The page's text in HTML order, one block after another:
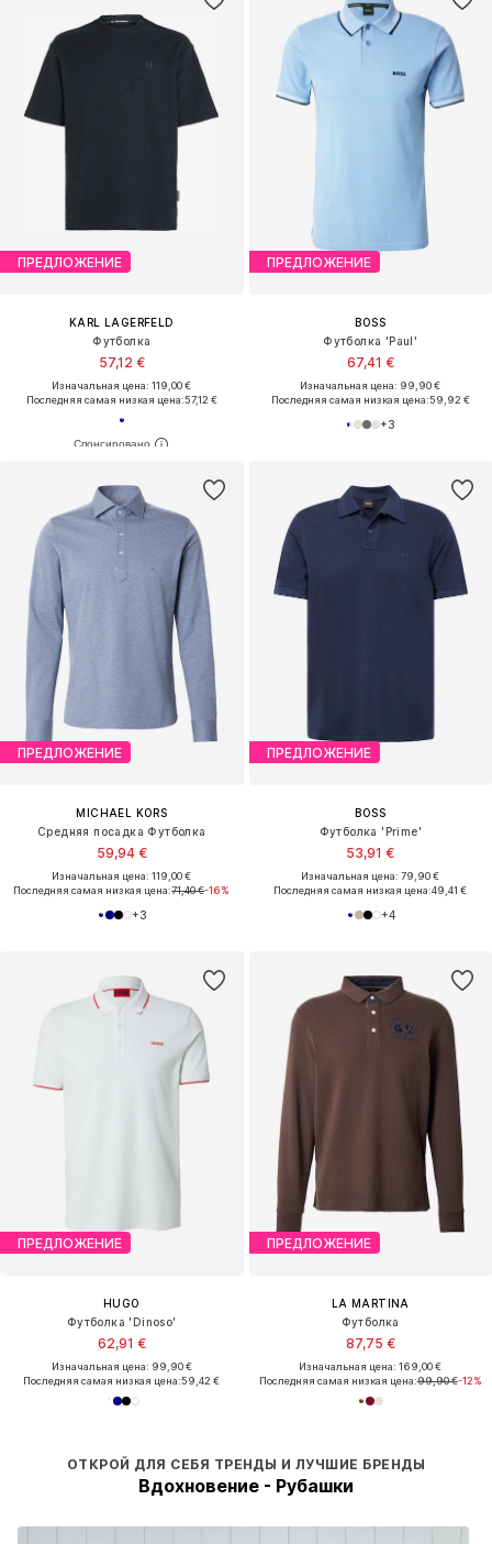
ПРЕДЛОЖЕНИЕ
KARL LAGERFELD
Футболка
57,12 €
Изначальная цена: 119,00 €
Последняя самая низкая цена:57,12 €
ПРЕДЛОЖЕНИЕ
BOSS
Футболка 'Paul'
67,41 €
Изначальная цена: 99,90 €
Последняя самая низкая цена:59,92 €
+3
ПРЕДЛОЖЕНИЕ
MICHAEL KORS
Средняя посадка Футболка
59,94 €
Изначальная цена: 119,00 €
Последняя самая низкая цена:71,40 €-16%
+3
ПРЕДЛОЖЕНИЕ
BOSS
Футболка 'Prime'
53,91 €
Изначальная цена: 79,90 €
Последняя самая низкая цена:49,41 €
+4
ПРЕДЛОЖЕНИЕ
HUGO
Футболка 'Dinoso'
62,91 €
Изначальная цена: 99,90 €
Последняя самая низкая цена:59,42 €
ПРЕДЛОЖЕНИЕ
LA MARTINA
Футболка
87,75 €
Изначальная цена: 169,00 €
Последняя самая низкая цена:99,90 €-12%
ОТКРОЙ ДЛЯ СЕБЯ ТРЕНДЫ И ЛУЧШИЕ БРЕНДЫ
Вдохновение - Рубашки